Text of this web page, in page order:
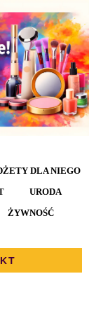
DLA NIEGO
URODA
ŻYWNOŚĆ